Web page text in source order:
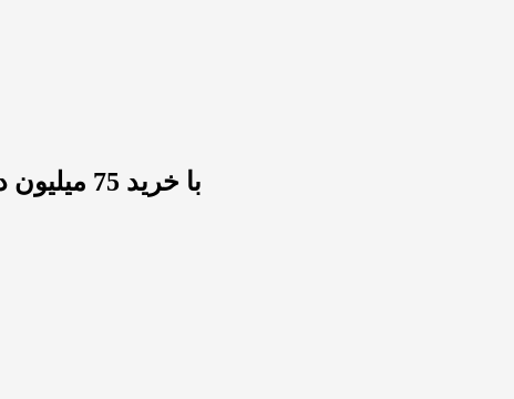
استراتژی (Strategy) با خرید 75 میلیون دلار بیت‌کوین در کف قیمت 103 هزار دلاری، ماه می را به پایان رساند